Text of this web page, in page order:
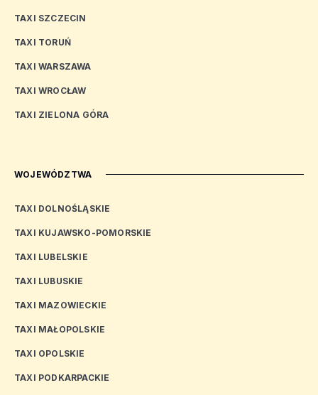
TAXI SZCZECIN
TAXI TORUŃ
TAXI WARSZAWA
TAXI WROCŁAW
TAXI ZIELONA GÓRA
WOJEWÓDZTWA
TAXI DOLNOŚLĄSKIE
TAXI KUJAWSKO-POMORSKIE
TAXI LUBELSKIE
TAXI LUBUSKIE
TAXI MAZOWIECKIE
TAXI MAŁOPOLSKIE
TAXI OPOLSKIE
TAXI PODKARPACKIE